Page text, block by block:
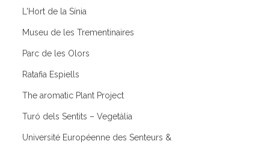
L'Hort de la Sínia
Museu de les Trementinaires
Parc de les Olors
Ratafia Espiells
The aromatic Plant Project
Turó dels Sentits – Vegetàlia
Université Européenne des Senteurs &